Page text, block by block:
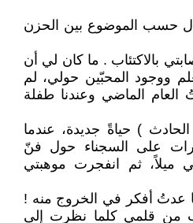
حسب الموضوع بين الحزن
بالاكتئاب . ما كان لي أن
ووجود المحبّين حولي، لم
الماضي وعندنا طفلة
) حياةً جديدة، عندما
على السجناء حول فنّ
ثم انفجرت موهبتي
عدتُ أفكر في الخروج منه !
من قلمي كلما نظرت إلى